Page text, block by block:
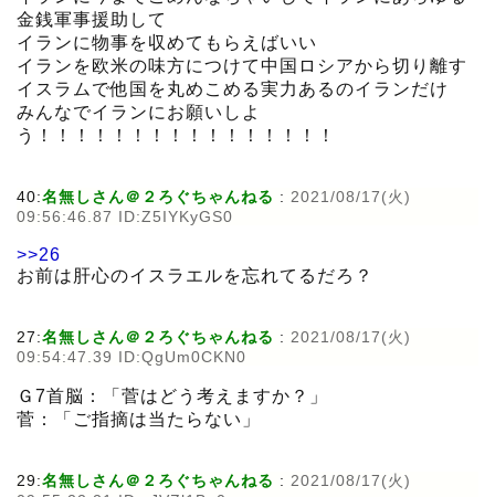
金銭軍事援助して
イランに物事を収めてもらえばいい
イランを欧米の味方につけて中国ロシアから切り離す
イスラムで他国を丸めこめる実力あるのイランだけ
みんなでイランにお願いしよ
う！！！！！！！！！！！！！！！！
40:名無しさん＠２ろぐちゃんねる : 2021/08/17(火)
09:56:46.87 ID:Z5IYKyGS0
>>26
お前は肝心のイスラエルを忘れてるだろ？
27:名無しさん＠２ろぐちゃんねる : 2021/08/17(火)
09:54:47.39 ID:QgUm0CKN0
Ｇ7首脳：「菅はどう考えますか？」
菅：「ご指摘は当たらない」
29:名無しさん＠２ろぐちゃんねる : 2021/08/17(火)